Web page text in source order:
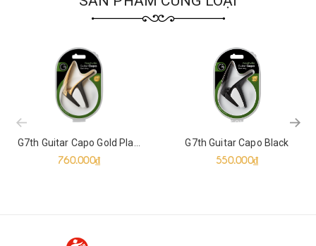
G7th Guitar Capo Gold Plated
760.000₫
G7th Guitar Capo Black
550.000₫
prev